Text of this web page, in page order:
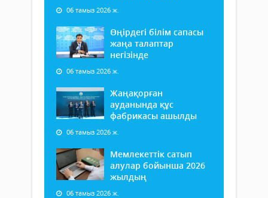
06 тамыз 2026 ж.
Өңірдегі білім сапасы
жаңа талаптар
негізінде
06 тамыз 2026 ж.
Жаңақорған
ауданында құс
фабрикасы ашылды
06 тамыз 2026 ж.
Мемлекеттік сатып
алулар бойынша 2026
жылдың
06 тамыз 2026 ж.